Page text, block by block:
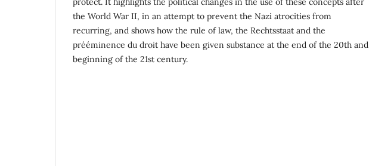
the World War II, in an attempt to prevent the Nazi atrocities from
recurring, and shows how the rule of law, the Rechtsstaat and the
prééminence du droit have been given substance at the end of the 20th and
beginning of the 21st century.